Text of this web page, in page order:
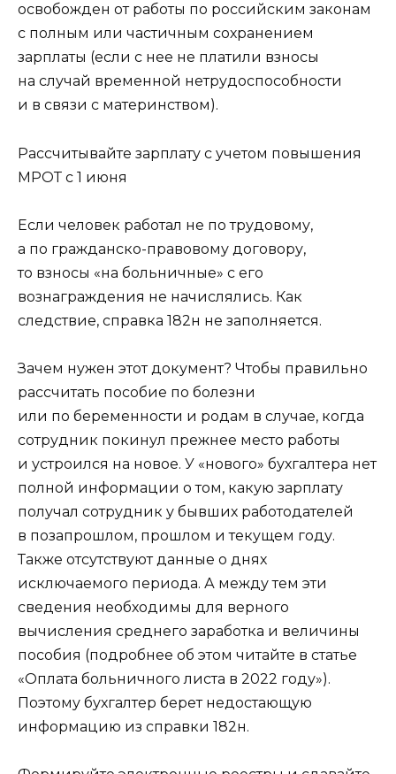
освобожден от работы по российским законам
с полным или частичным сохранением
зарплаты (если с нее не платили взносы
на случай временной нетрудоспособности
и в связи с материнством).
Рассчитывайте зарплату с учетом повышения
МРОТ с 1 июня
Если человек работал не по трудовому,
а по гражданско-правовому договору,
то взносы «на больничные» с его
вознаграждения не начислялись. Как
следствие, справка 182н не заполняется.
Зачем нужен этот документ? Чтобы правильно
рассчитать пособие по болезни
или по беременности и родам в случае, когда
сотрудник покинул прежнее место работы
и устроился на новое. У «нового» бухгалтера нет
полной информации о том, какую зарплату
получал сотрудник у бывших работодателей
в позапрошлом, прошлом и текущем году.
Также отсутствуют данные о днях
исключаемого периода. А между тем эти
сведения необходимы для верного
вычисления среднего заработка и величины
пособия (подробнее об этом читайте в статье
«Оплата больничного листа в 2022 году»).
Поэтому бухгалтер берет недостающую
информацию из справки 182н.